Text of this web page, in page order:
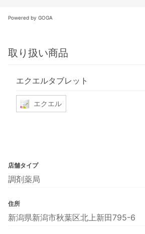
Powered by GOGA
取り扱い商品
エクエルタブレット
エクエル
店舗タイプ
調剤薬局
住所
新潟県新潟市秋葉区北上新田795-6